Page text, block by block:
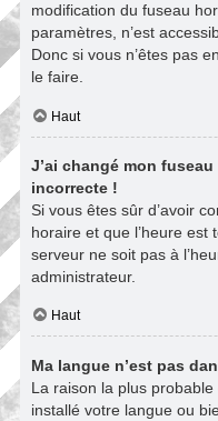
modification du fuseau
paramètres, n’est
Donc si vous n’êtes pas
le faire.
Haut
J’ai changé mon
incorrecte !
Si vous êtes sûr d’avoir
horaire et que l’heure
serveur ne soit pas à
administrateur.
Haut
Ma langue n’est pas
La raison la plus probable
installé votre langue ou